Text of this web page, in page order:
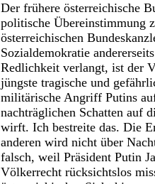
Der frühere österreichische
politische Übereinstimmung
österreichischen
Sozialdemokratie
Redlichkeit verlangt, ist der
jüngste tragische und
militärische Angriff Putins
nachträglichen Schatten auf
wirft. Ich bestreite das. Die
anderen wird nicht über
falsch, weil Präsident Putin
Völkerrecht rücksichtslos